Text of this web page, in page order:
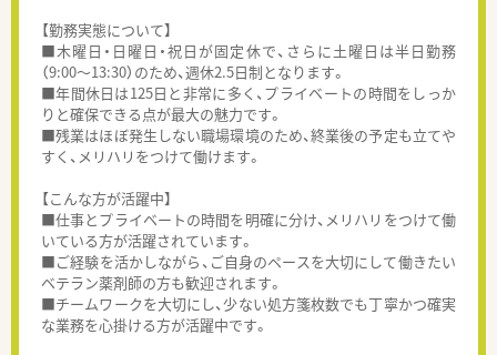
【勤務実態について】
■木曜日・日曜日・祝日が固定休で、さらに土曜日は半日勤務
（9:00～13:30）のため、週休2.5日制となります。
■年間休日は125日と非常に多く、プライベートの時間をしっか
りと確保できる点が最大の魅力です。
■残業はほぼ発生しない職場環境のため、終業後の予定も立てや
すく、メリハリをつけて働けます。
【こんな方が活躍中】
■仕事とプライベートの時間を明確に分け、メリハリをつけて働
いている方が活躍されています。
■ご経験を活かしながら、ご自身のペースを大切にして働きたい
ベテラン薬剤師の方も歓迎されます。
■チームワークを大切にし、少ない処方箋枚数でも丁寧かつ確実
な業務を心掛ける方が活躍中です。